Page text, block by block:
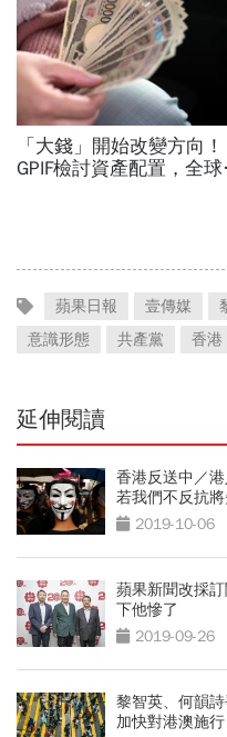
「大錢」開始改變方向！
GPIF檢討資產配置，全球
蘋果日報 壹傳媒
意識形態
共產黨 香港
延伸閱讀
香港反送中／
若我們不反抗
2019-10-06
蘋果新聞改採
下他慘了
2019-09-26
黎智英、何韻
加快對港澳施